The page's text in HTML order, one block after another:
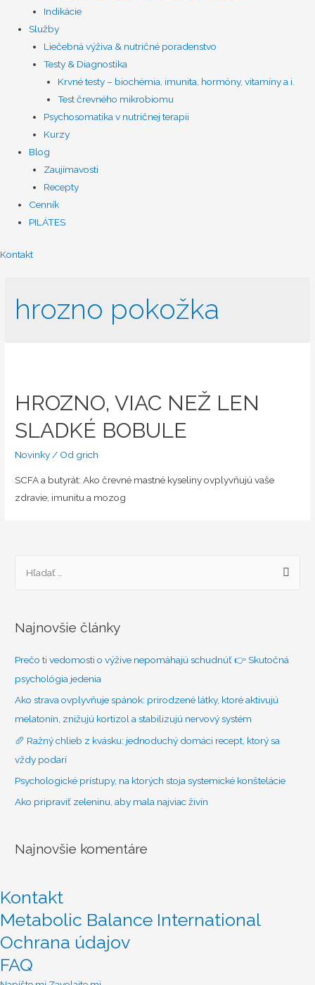
Indikácie
Služby
Liečebná výživa & nutričné poradenstvo
Testy & Diagnostika
Krvné testy – biochémia, imunita, hormóny, vitamíny a i.
Test črevného mikrobiomu
Psychosomatika v nutričnej terapii
Kurzy
Blog
Zaujímavosti
Recepty
Cenník
PILÁTES
Kontakt
hrozno pokožka
HROZNO, VIAC NEŽ LEN
SLADKÉ BOBULE
Novinky / Od grich
SCFA a butyrát: Ako črevné mastné kyseliny ovplyvňujú vaše
zdravie, imunitu a mozog
d
ť
:
Najnovšie články
Prečo ti vedomosti o výžive nepomáhajú schudnúť 👉 Skutočná
psychológia jedenia
Ako strava ovplyvňuje spánok: prirodzené látky, ktoré aktivujú
melatonín, znižujú kortizol a stabilizujú nervový systém
🥖 Ražný chlieb z kvásku: jednoduchý domáci recept, ktorý sa
vždy podarí
Psychologické prístupy, na ktorých stoja systemické konštelácie
Ako pripraviť zeleninu, aby mala najviac živín
Najnovšie komentáre
Kontakt
Metabolic Balance International
Ochrana údajov
FAQ